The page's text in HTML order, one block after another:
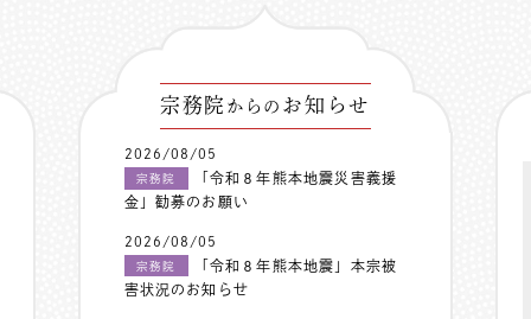
宗務院 からの お知らせ
2026/08/05
宗務院
「令和８年熊本地震災害義援
金」勧募のお願い
2026/08/05
宗務院
「令和８年熊本地震」本宗被
害状況のお知らせ